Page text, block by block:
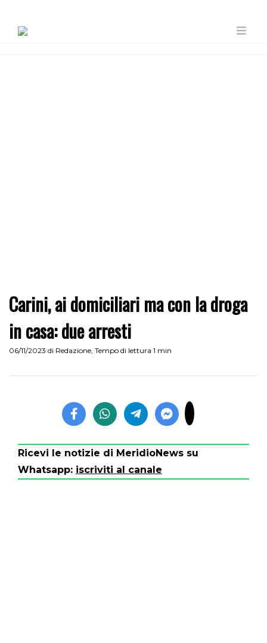
Carini, ai domiciliari ma con la droga
in casa: due arresti
06/11/2023 di Redazione, Tempo di lettura 1 min
Ricevi le notizie di MeridioNews su
Whatsapp: iscriviti al canale